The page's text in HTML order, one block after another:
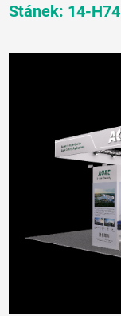
Stánek: 14-H74